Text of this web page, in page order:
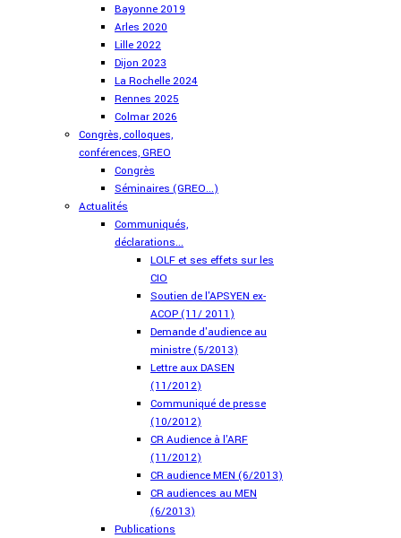
Bayonne 2019
Arles 2020
Lille 2022
Dijon 2023
La Rochelle 2024
Rennes 2025
Colmar 2026
Congrès, colloques,
conférences, GREO
Congrès
Séminaires (GREO...)
Actualités
Communiqués,
déclarations...
LOLF et ses effets sur les
CIO
Soutien de l'APSYEN ex-
ACOP (11/ 2011)
Demande d'audience au
ministre (5/2013)
Lettre aux DASEN
(11/2012)
Communiqué de presse
(10/2012)
CR Audience à l'ARF
(11/2012)
CR audience MEN (6/2013)
CR audiences au MEN
(6/2013)
Publications